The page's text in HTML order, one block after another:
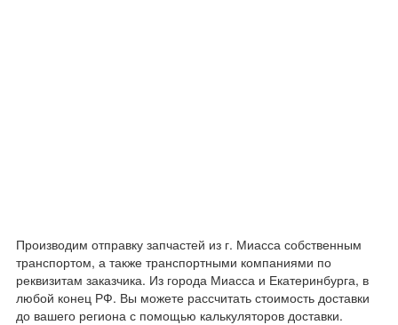
Производим отправку запчастей из г. Миасса собственным
транспортом, а также транспортными компаниями по
реквизитам заказчика. Из города Миасса и Екатеринбурга, в
любой конец РФ. Вы можете рассчитать стоимость доставки
до вашего региона с помощью калькуляторов доставки.